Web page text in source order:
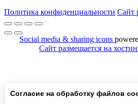
Политика конфиденциальности Сайт
Social media & sharing icons
Сайт размещается на
Согласие на обработку файлов